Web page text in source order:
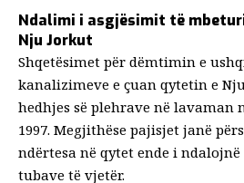
Ndalimi i asgjësimit të
Nju Jorkut
Shqetësimet për dëmtimin e
kanalizimeve e çuan qytetin e
hedhjes së plehrave në lavaman
1997. Megjithëse pajisjet janë
ndërtesa në qytet ende i
tubave të vjetër.